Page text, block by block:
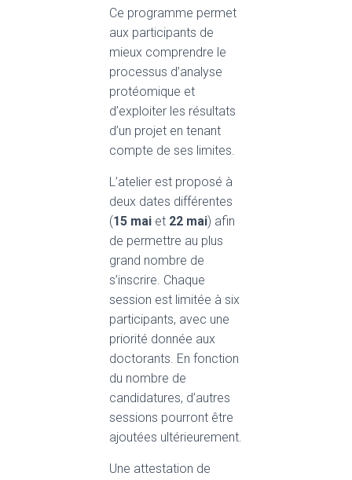
Ce programme permet
aux participants de
mieux comprendre le
processus d’analyse
protéomique et
d’exploiter les résultats
d’un projet en tenant
compte de ses limites.
L’atelier est proposé à
deux dates différentes
(15 mai et 22 mai) afin
de permettre au plus
grand nombre de
s’inscrire. Chaque
session est limitée à six
participants, avec une
priorité donnée aux
doctorants. En fonction
du nombre de
candidatures, d’autres
sessions pourront être
ajoutées ultérieurement.
Une attestation de